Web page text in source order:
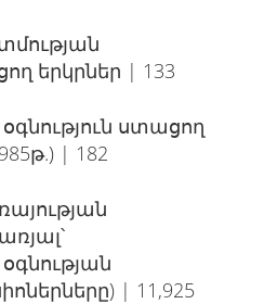
երկրներ | 133
ստացող
| 182
| 11,925